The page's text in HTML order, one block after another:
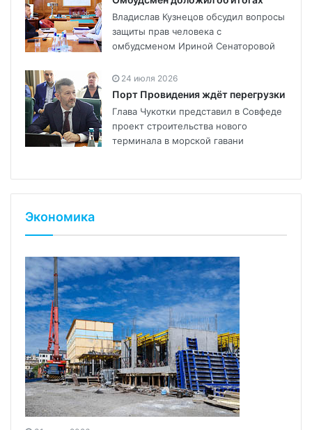
Владислав Кузнецов обсудил вопросы
защиты прав человека с
омбудсменом Ириной Сенаторовой
24 июля 2026
Порт Провидения ждёт перегрузки
Глава Чукотки представил в Совфеде
проект строительства нового
терминала в морской гавани
Экономика